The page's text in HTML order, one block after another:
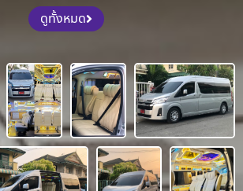
ดูทั้งหมด